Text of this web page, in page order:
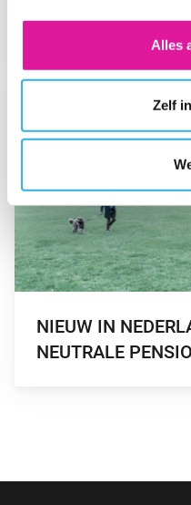
NOODZAKELIJKE
ALTIJD JE
Alles
Zelf
GA NAAR “NIEUW IN
NIEUW IN
NEUTRALE